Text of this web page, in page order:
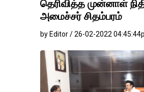
தெரிவித்த முன்னாள்
அமைச்சர் சிதம்பரம்
by Editor / 26-02-2022